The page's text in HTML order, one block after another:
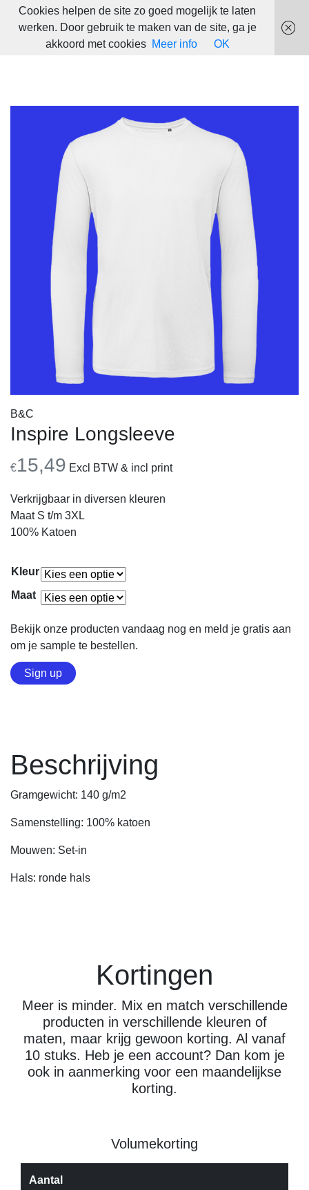
B&C
Inspire Longsleeve
€15,49 Excl BTW & incl print
Verkrijgbaar in diversen kleuren
Maat S t/m 3XL
100% Katoen
Kleur
Maat
Bekijk onze producten vandaag nog en meld je gratis aan
om je sample te bestellen.
Sign up
Beschrijving
Gramgewicht: 140 g/m2
Samenstelling: 100% katoen
Mouwen: Set-in
Hals: ronde hals
Kortingen
Meer is minder. Mix en match verschillende
producten in verschillende kleuren of
maten, maar krijg gewoon korting. Al vanaf
10 stuks. Heb je een account? Dan kom je
ook in aanmerking voor een maandelijkse
korting.
Volumekorting
Aantal
Cookies helpen de site zo goed mogelijk te laten
werken. Door gebruik te maken van de site, ga je
akkoord met cookies
Meer info OK